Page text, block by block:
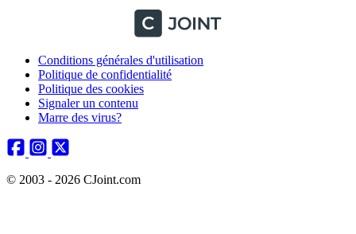
Conditions générales d'utilisation
Politique de confidentialité
Politique des cookies
Signaler un contenu
Marre des virus?
© 2003 - 2026 CJoint.com